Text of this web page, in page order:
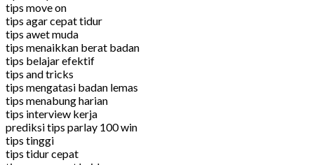
tips move on
tips agar cepat tidur
tips awet muda
tips menaikkan berat badan
tips belajar efektif
tips and tricks
tips mengatasi badan lemas
tips menabung harian
tips interview kerja
prediksi tips parlay 100 win
tips tinggi
tips tidur cepat